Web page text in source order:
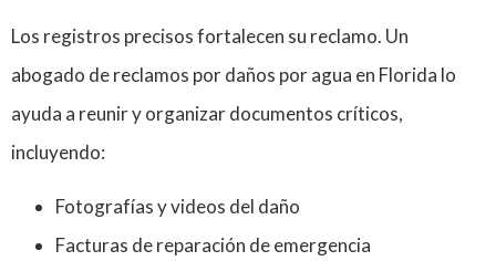
Los registros precisos fortalecen su reclamo. Un
abogado de reclamos por daños por agua en Florida lo
ayuda a reunir y organizar documentos críticos,
incluyendo:
Fotografías y videos del daño
Facturas de reparación de emergencia